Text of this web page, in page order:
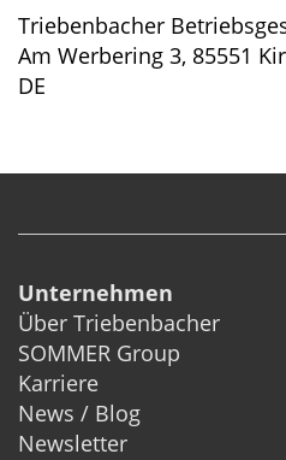
Triebenbacher
Am Werbering 3, 85551
DE
Unternehmen
Über Triebenbacher
SOMMER Group
Karriere
News / Blog
Newsletter